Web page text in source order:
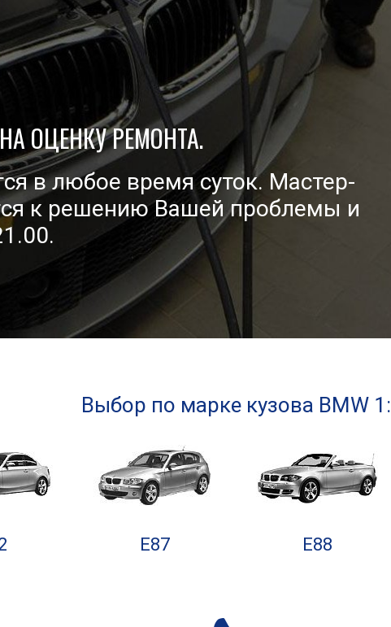
ОЦЕНКУ РЕМОНТА.
в любое вре­мя суток. Мастер-
к реше­нию Вашей про­бле­мы и
Выбор по марке кузова BMW 1:
E87 E88